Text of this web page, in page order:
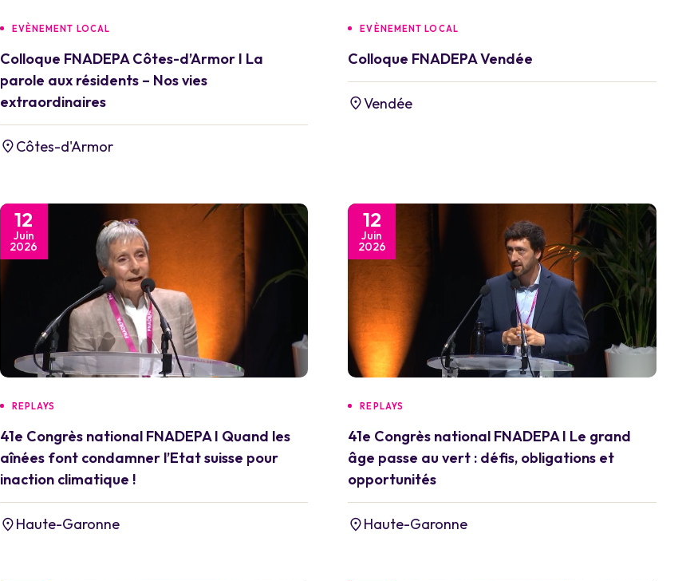
EVÈNEMENT LOCAL
Colloque FNADEPA Côtes-d’Armor I La
parole aux résidents – Nos vies
extraordinaires
Côtes-d'Armor
EVÈNEMENT LOCAL
Colloque FNADEPA Vendée
Vendée
12
Juin
2026
REPLAYS
41e Congrès national FNADEPA I Quand les
aînées font condamner l’Etat suisse pour
inaction climatique !
Haute-Garonne
12
Juin
2026
REPLAYS
41e Congrès national FNADEPA I Le grand
âge passe au vert : défis, obligations et
opportunités
Haute-Garonne